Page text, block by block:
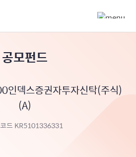
공모펀드
인덱스증권자투자신탁(주식)
(A)
드 KR5101336331